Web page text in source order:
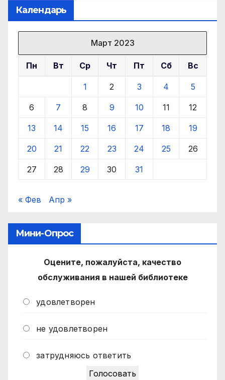
Календарь
Март 2023
Пн Вт Ср Чт Пт Сб Вс
1 2 3 4 5
6 7 8 9 10 11 12
13 14 15 16 17 18 19
20 21 22 23 24 25 26
27 28 29 30 31
« Фев Апр »
Мини-Опрос
Оцените, пожалуйста, качество
обслуживания в нашей библиотеке
удовлетворен
не удовлетворен
затрудняюсь ответить